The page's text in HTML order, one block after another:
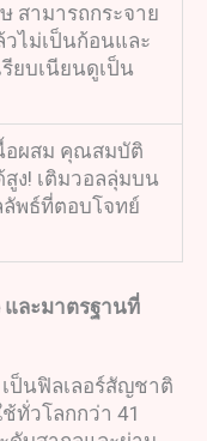
สามารถกระจาย
ไม่เป็นก้อนและ
ยบเนียนดูเป็น
อผสม คุณสมบัติ
ง! เติมวอลลุ่มบน
พธ์ที่ตอบโจทย์
และมาตรฐานที่
เป็นฟิลเลอร์สัญชาติ
ทั่วโลกกว่า 41